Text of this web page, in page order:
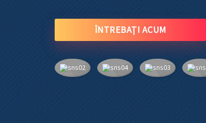
ÎNTREBAȚI ACUM